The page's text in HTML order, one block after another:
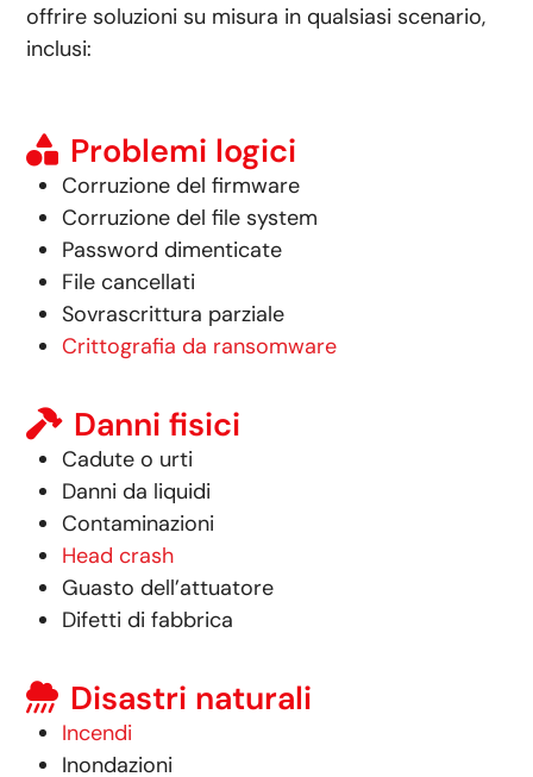
offrire soluzioni su misura in qualsiasi scenario,
inclusi:
Problemi logici
Corruzione del firmware
Corruzione del file system
Password dimenticate
File cancellati
Sovrascrittura parziale
Crittografia da ransomware
Danni fisici
Cadute o urti
Danni da liquidi
Contaminazioni
Head crash
Guasto dell’attuatore
Difetti di fabbrica
Disastri naturali
Incendi
Inondazioni